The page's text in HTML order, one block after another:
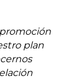
plan